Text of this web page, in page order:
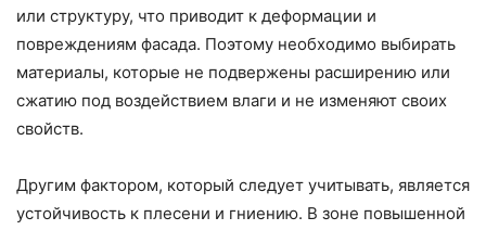
или структуру, что приводит к деформации и
повреждениям фасада. Поэтому необходимо выбирать
материалы, которые не подвержены расширению или
сжатию под воздействием влаги и не изменяют своих
свойств.
Другим фактором, который следует учитывать, является
устойчивость к плесени и гниению. В зоне повышенной